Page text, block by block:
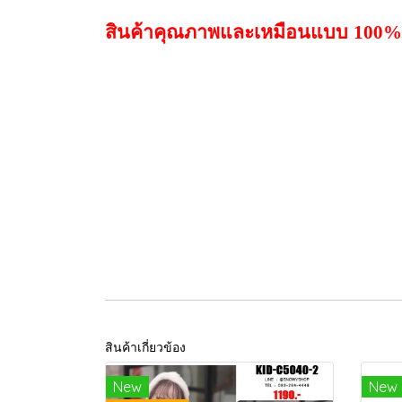
สินค้าคุณภาพและเหมือนแบบ 100%
สินค้าเกี่ยวข้อง
New
New